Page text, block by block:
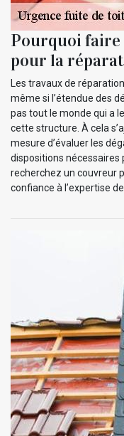
Pourquoi faire
pour la
Les travaux de
même si l’étendue des
pas tout le monde qui a
cette structure. À cela
mesure d’évaluer les
dispositions nécessaires
recherchez un couvreur
confiance à l’expertise